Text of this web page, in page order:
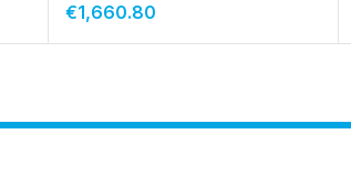
€1,660.80